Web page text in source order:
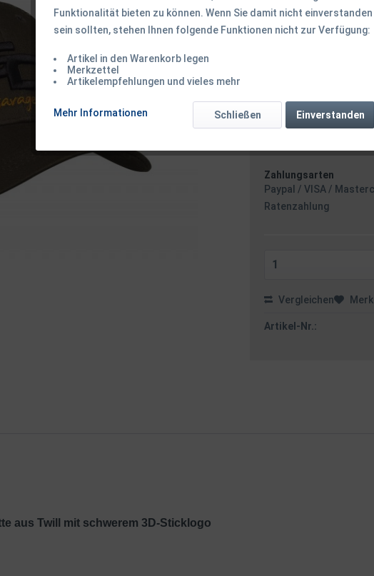
18,50 € *
Inhalt:1 Stück
Sofort
Versand am
Zahlungsarten
Paypal / VISA /
Ratenzahlung
Vergleichen
Artikel-Nr.:
aus Twill mit schwerem 3D-Sticklogo
Funktionalität bieten zu können. Wenn Sie damit nicht einverstanden
sein sollten, stehen Ihnen folgende Funktionen nicht zur Verfügung:
Artikel in den Warenkorb legen
Merkzettel
Artikelempfehlungen und vieles mehr
Mehr Informationen Einverstanden
Schließen